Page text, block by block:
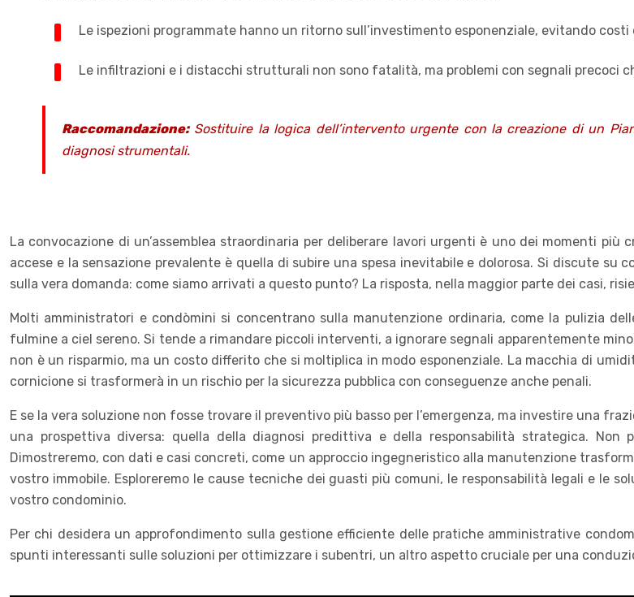
Le ispezioni programmate hanno un ritorno sull’investimento esponenziale, evitando
Le infiltrazioni e i distacchi strutturali non sono fatalità, ma problemi con segnali precoci
Raccomandazione:Sostituire la logica dell’intervento urgente con la creazione di un
diagnosi strumentali.
La convocazione di un’assemblea straordinaria per deliberare lavori urgenti è uno dei momenti
accese e la sensazione prevalente è quella di subire una spesa inevitabile e dolorosa. Si discute su
sulla vera domanda: come siamo arrivati a questo punto? La risposta, nella maggior parte dei casi,
Molti amministratori e condòmini si concentrano sulla manutenzione ordinaria, come la pulizia
fulmine a ciel sereno. Si tende a rimandare piccoli interventi, a ignorare segnali apparentemente
non è un risparmio, ma un costo differito che si moltiplica in modo esponenziale. La macchia di
cornicione si trasformerà in un rischio per la sicurezza pubblica con conseguenze anche penali.
E se la vera soluzione non fosse trovare il preventivo più basso per l’emergenza, ma investire una
una prospettiva diversa: quella della diagnosi predittiva e della responsabilità strategica.
Dimostreremo, con dati e casi concreti, come un approccio ingegneristico alla manutenzione
vostro immobile. Esploreremo le cause tecniche dei guasti più comuni, le responsabilità legali e le
vostro condominio.
Per chi desidera un approfondimento sulla gestione efficiente delle pratiche amministrative
spunti interessanti sulle soluzioni per ottimizzare i subentri, un altro aspetto cruciale per una